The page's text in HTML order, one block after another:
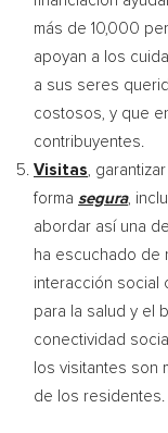
más de 10,000
apoyan a los
a sus seres
costosos, y que
contribuyentes.
Visitas,
forma segura,
abordar así una
ha escuchado de
interacción social
para la salud y el
conectividad
los visitantes son
de los residentes.